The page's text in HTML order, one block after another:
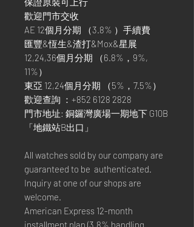
歡迎門市交收
AE 12個月分期 （3.8% ）手續費
匯豐&恆生&渣打&Mox&星展
12,24,36個月分期 （6.8%，9%,
11%）
東亞 12,24個月分期 （5%，7.5%）
歡迎查詢 ：+852 6128 2828
門市地址: 銅鑼灣廣場一期地下 G10B
「地鐵站B出口」
All watches sold by our company are
guaranteed to be authenticated.
Inquiry at one of our shops are
welcome.
American Express 12-month
installment plan (3.8% handling